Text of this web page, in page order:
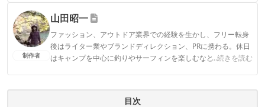
CAMP HACK編集部のプロフィール
制作者
山田昭一
ファッション、アウトドア業界での経験を生かし、フリー転身
後はライター業やブランドディレクション、PRに携わる。休日
はキャンプを中心に釣りやサーフィンを楽しむなど本格的なア
...続きを読む
目次